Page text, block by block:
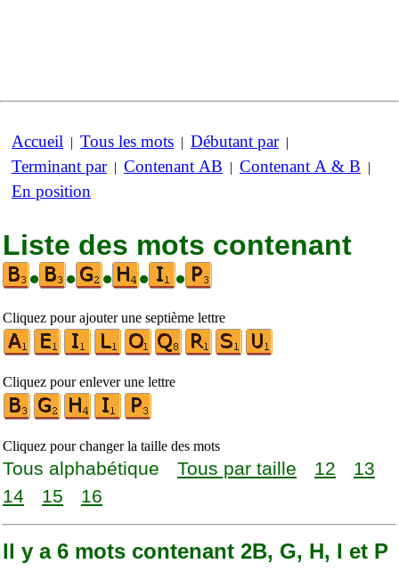
Accueil | Tous les mots | Débutant par|
Terminant par| Contenant AB | Contenant A & B |
En position
Liste des mots contenant
•
• • • •
Cliquez pour ajouter une septième lettre
Cliquez pour enlever une lettre
Cliquez pour changer la taille des mots
Tous alphabétique Tous par taille 12
13
14
15 16
Il y a 6 mots contenant 2B, G, H, I et P